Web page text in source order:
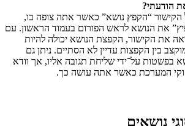
הודעתי?
הקישור “הקפץ נושא” כאשר אתה צופה בו,
את הנושא לראש הפורום בעמוד הראשון. עם
את הקישור, הקפצת הנושא יכולה להיות
בין הקפצות עדיין לא הסתיים. ניתן גם
בפשטות על־ידי שליחת תגובה אליו, אך וודא
המערכת כאשר אתה עושה כך.
נושאים